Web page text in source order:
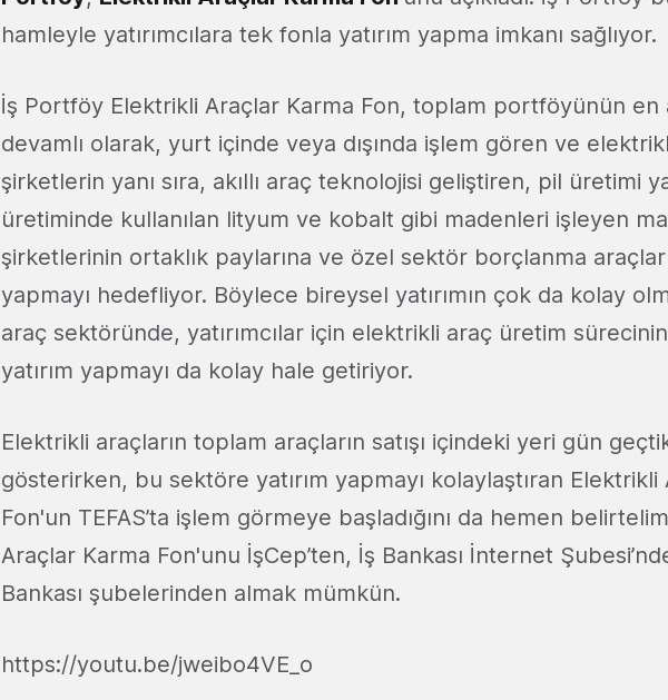
hamleyle yatırımcılara tek fonla yatırım yapma imkanı sağlıyor.
İş Portföy Elektrikli Araçlar Karma Fon, toplam portföyünün en
devamlı olarak, yurt içinde veya dışında işlem gören ve
şirketlerin yanı sıra, akıllı araç teknolojisi geliştiren, pil üretimi
üretiminde kullanılan lityum ve kobalt gibi madenleri işleyen
şirketlerinin ortaklık paylarına ve özel sektör borçlanma
yapmayı hedefliyor. Böylece bireysel yatırımın çok da kolay
araç sektöründe, yatırımcılar için elektrikli araç üretim
yatırım yapmayı da kolay hale getiriyor.
Elektrikli araçların toplam araçların satışı içindeki yeri gün
gösterirken, bu sektöre yatırım yapmayı kolaylaştıran
Fon'un TEFAS’ta işlem görmeye başladığını da hemen
Araçlar Karma Fon'unu İşCep’ten, İş Bankası İnternet
Bankası şubelerinden almak mümkün.
https://youtu.be/jweibo4VE_o